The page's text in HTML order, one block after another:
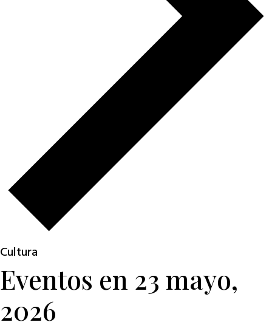
Cultura
Eventos en 23 mayo,
2026